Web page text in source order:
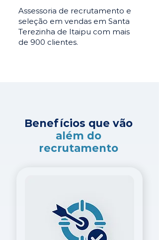
Assessoria de recrutamento e
seleção em vendas em Santa
Terezinha de Itaipu com mais
de 900 clientes.
Benefícios que vão
além do
recrutamento